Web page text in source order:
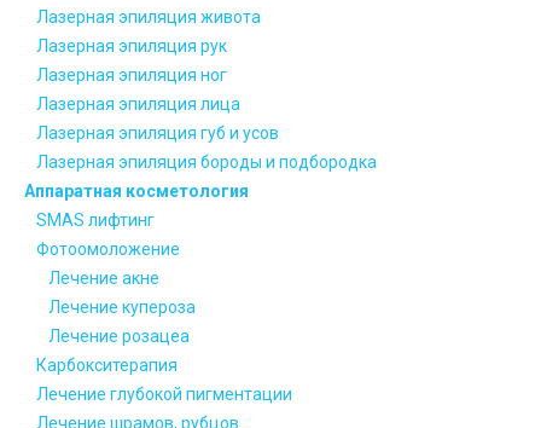
Лазерная эпиляция живота
Лазерная эпиляция рук
Лазерная эпиляция ног
Лазерная эпиляция лица
Лазерная эпиляция губ и усов
Лазерная эпиляция бороды и подбородка
Аппаратная косметология
SMAS лифтинг
Фотоомоложение
Лечение акне
Лечение купероза
Лечение розацеа
Карбокситерапия
Лечение глубокой пигментации
Лечение шрамов, рубцов